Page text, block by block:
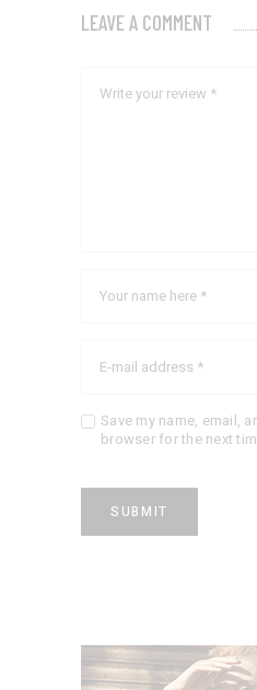
LEAVE A COMMENT
Save my name, email,
browser for the next
SUBMIT